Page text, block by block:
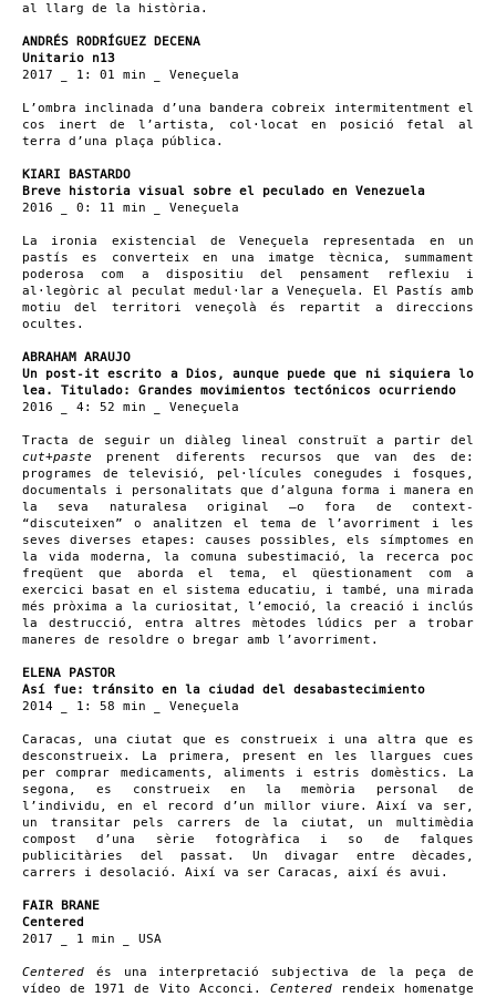
al llarg de la història.
ANDRÉS RODRÍGUEZ DECENA
Unitario n13
2017 _ 1: 01 min _ Veneçuela
L’ombra inclinada d’una bandera cobreix intermitentment el
cos inert de l’artista, col·locat en posició fetal al
terra d’una plaça pública.
KIARI BASTARDO
Breve historia visual sobre el peculado en Venezuela
2016 _​ 0: 11 min _ Veneçuela
La ironia existencial de Veneçuela representada en un
pastís es converteix en una imatge tècnica, summament
poderosa com a dispositiu del pensament reflexiu i
al·legòric al peculat medul·lar a Veneçuela. El Pastís amb
motiu del territori veneçolà és repartit a direccions
ocultes.
ABRAHAM ARAUJO
Un post-it escrito a Dios, aunque puede que ni siquiera lo
lea. Titulado: Grandes movimientos tectónicos ocurriendo
2016 _ 4: 52 min _ Veneçuela
Tracta de seguir un diàleg lineal construït a partir del
cut+paste prenent diferents recursos que van des de:
programes de televisió, pel·lícules conegudes i fosques,
documentals i personalitats que d’alguna forma i manera en
la seva naturalesa original –o fora de context-
“discuteixen” o analitzen el tema de l’avorriment i les
seves diverses etapes: causes possibles, els símptomes en
la vida moderna, la comuna subestimació, la recerca poc
freqüent que aborda el tema, el qüestionament com a
exercici basat en el sistema educatiu, i també, una mirada
més pròxima a la curiositat, l’emoció, la creació i inclús
la destrucció, entra altres mètodes lúdics per a trobar
maneres de resoldre o bregar amb l’avorriment.
ELENA PASTOR
Así fue: tránsito en la ciudad del desabastecimiento
2014 _ 1: 58 min _ Veneçuela
Caracas, una ciutat que es construeix i una altra que es
desconstrueix. La primera, present en les llargues cues
per comprar medicaments, aliments i estris domèstics. La
segona, es construeix en la memòria personal de
l’individu, en el record d’un millor viure. Així va ser,
un transitar pels carrers de la ciutat, un multimèdia
compost d’una sèrie fotogràfica i so de falques
publicitàries del passat. Un divagar entre dècades,
carrers i desolació. Així va ser Caracas, així és avui.
FAIR BRANE
Centered
2017 _ 1 min _ USA
Centered és una interpretació subjectiva de la peça de
vídeo de 1971 de Vito Acconci. Centeredrendeix homenatge